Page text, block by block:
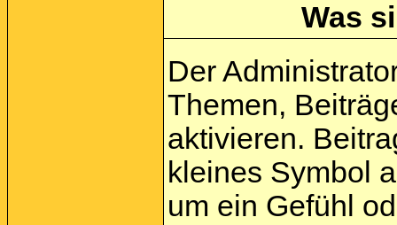
Was
Der
Themen,
aktivieren.
kleines Symbol
um ein Gefühl